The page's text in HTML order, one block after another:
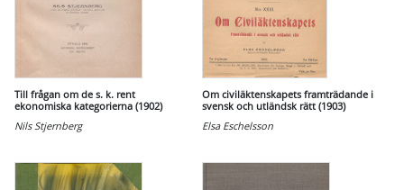
Till frågan om de s. k. rent
ekonomiska kategorierna (1902)
Nils Stjernberg
Om civiläktenskapets framträdande i
svensk och utländsk rätt (1903)
Elsa Eschelsson